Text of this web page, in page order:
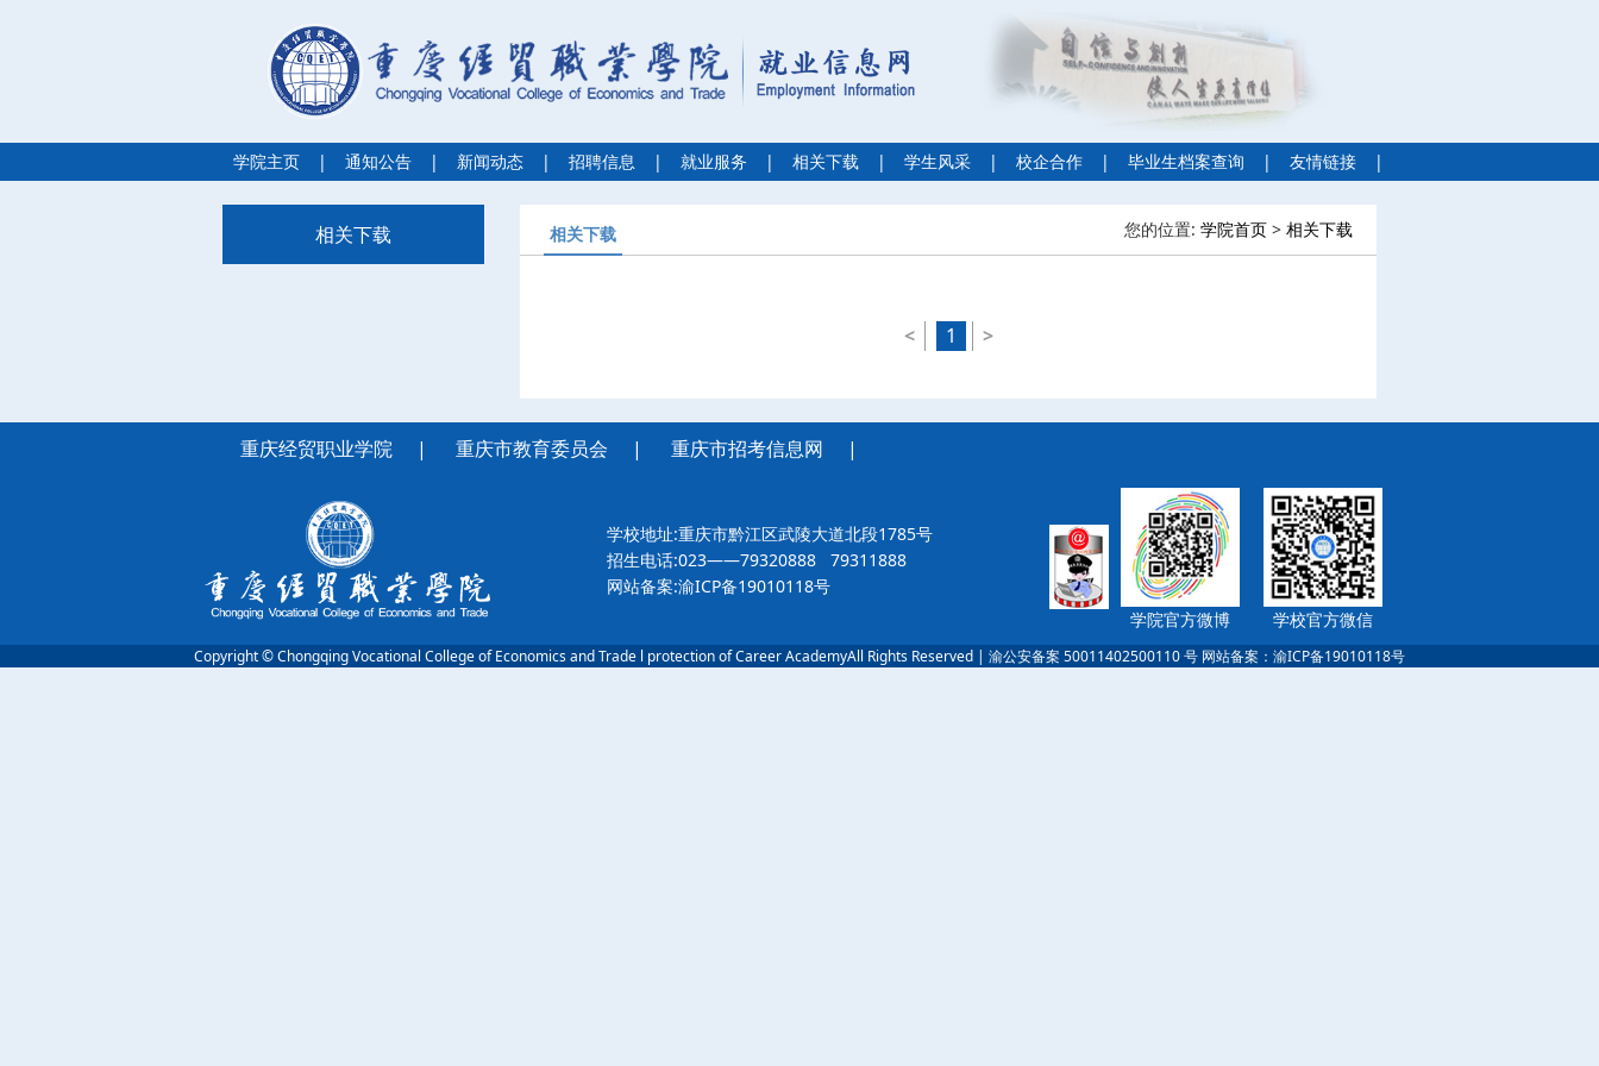
学院主页 | 通知公告 | 新闻动态 | 招聘信息 | 就业服务 | 相关下载 | 学生风采 | 校企合作 | 毕业生档案查询 | 友情链接 |
相关下载 相关下载 您的位置: 学院首页 > 相关下载
< 1 >
重庆经贸职业学院 | 重庆市教育委员会 | 重庆市招考信息网 |
学校地址:重庆市黔江区武陵大道北段1785号
招生电话:023——79320888 79311888
网站备案:渝ICP备19010118号
学院官方微博
学校官方微信
Copyright © Chongqing Vocational College of Economics and Trade l protection of Career AcademyAll Rights Reserved | 渝公安备案 50011402500110 号 网站备案：渝ICP备19010118号